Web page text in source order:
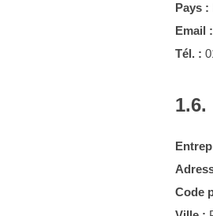
Pays :
Email :
Tél. :
1.6.
Code